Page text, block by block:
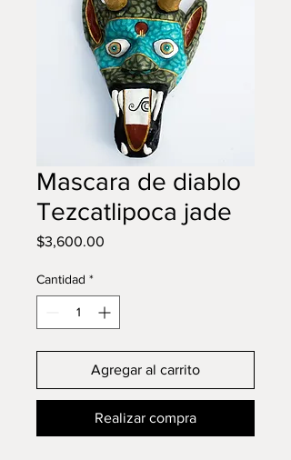
Mascara de diablo
Tezcatlipoca jade
$3,600.00
Cantidad *
Agregar al carrito
Realizar compra